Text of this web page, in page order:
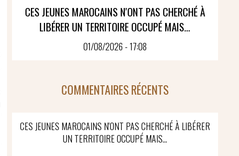
CES JEUNES MAROCAINS N'ONT PAS CHERCHÉ À
LIBÉRER UN TERRITOIRE OCCUPÉ MAIS...
01/08/2026 - 17:08
COMMENTAIRES RÉCENTS
CES JEUNES MAROCAINS N'ONT PAS CHERCHÉ À LIBÉRER
UN TERRITOIRE OCCUPÉ MAIS...